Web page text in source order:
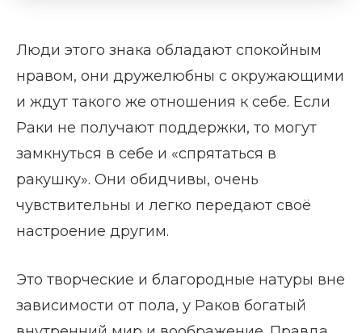
Люди этого знака обладают спокойным
нравом, они дружелюбны с окружающими
и ждут такого же отношения к себе. Если
Раки не получают поддержки, то могут
замкнуться в себе и «спрятаться в
ракушку». Они обидчивы, очень
чувствительны и легко передают своё
настроение другим.
Это творческие и благородные натуры вне
зависимости от пола, у Раков богатый